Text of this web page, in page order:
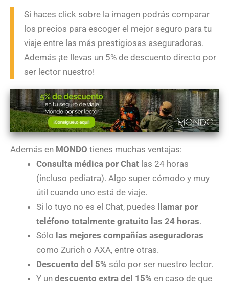
Si haces click sobre la imagen podrás comparar
los precios para escoger el mejor seguro para tu
viaje entre las más prestigiosas aseguradoras.
Además ¡te llevas un 5% de descuento directo por
ser lector nuestro!
Además en MONDO tienes muchas ventajas:
Consulta médica por Chat las 24 horas
(incluso pediatra). Algo super cómodo y muy
útil cuando uno está de viaje.
Si lo tuyo no es el Chat, puedes llamar por
teléfono totalmente gratuito las 24 horas.
Sólo las mejores compañías aseguradoras
como Zurich o AXA, entre otras.
Descuento del 5% sólo por ser nuestro lector.
Y un descuento extra del 15% en caso de que